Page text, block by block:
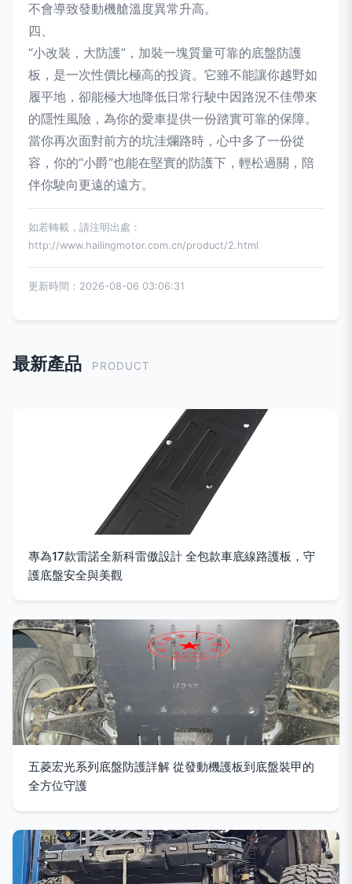
不會導致發動機艙溫度異常升高。
四、
“小改裝，大防護”，加裝一塊質量可靠的底盤防護
板，是一次性價比極高的投資。它雖不能讓你越野如
履平地，卻能極大地降低日常行駛中因路況不佳帶來
的隱性風險，為你的愛車提供一份踏實可靠的保障。
當你再次面對前方的坑洼爛路時，心中多了一份從
容，你的“小爵”也能在堅實的防護下，輕松過關，陪
伴你駛向更遠的遠方。
如若轉載，請注明出處：
http://www.hailingmotor.com.cn/product/2.html
更新時間：2026-08-06 03:06:31
最新產品 PRODUCT
專為17款雷諾全新科雷傲設計 全包款車底線路護板，守
護底盤安全與美觀
五菱宏光系列底盤防護詳解 從發動機護板到底盤裝甲的
全方位守護